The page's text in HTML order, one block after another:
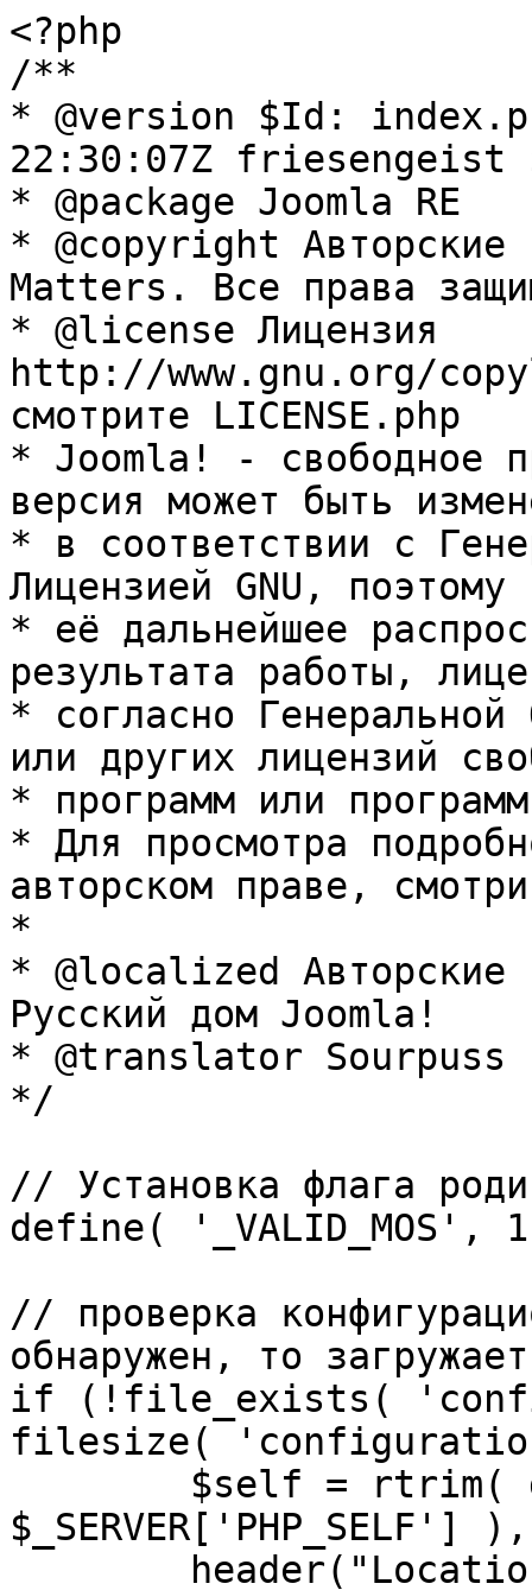
<?php
/**
* @version $Id:
22:30:07Z friesengeist
* @package Joomla RE
* @copyright Авторские
Matters. Все права
* @license Лицензия
http://www.gnu.org/
смотрите LICENSE.php
* Joomla! - свободное
версия может быть
* в соответствии с
Лицензией GNU, поэтому
* её дальнейшее
результата работы,
* согласно Генеральной
или других лицензий
* программ или
* Для просмотра
авторском праве,
*
* @localized Авторские
Русский дом Joomla!
* @translator Sourpuss
*/
// Установка флага
define( '_VALID_MOS',
// проверка
обнаружен, то
if (!file_exists(
filesize(